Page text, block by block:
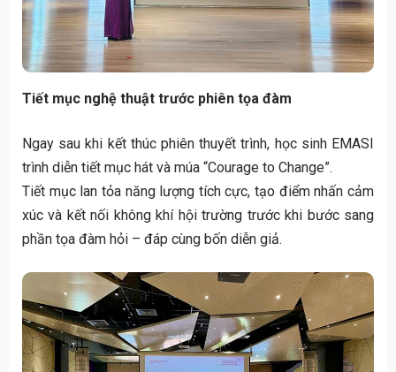
Tiết mục nghệ thuật trước phiên tọa đàm
Ngay sau khi kết thúc phiên thuyết trình, học sinh EMASI
trình diễn tiết mục hát và múa “Courage to Change”.
Tiết mục lan tỏa năng lượng tích cực, tạo điểm nhấn cảm
xúc và kết nối không khí hội trường trước khi bước sang
phần tọa đàm hỏi – đáp cùng bốn diễn giả.